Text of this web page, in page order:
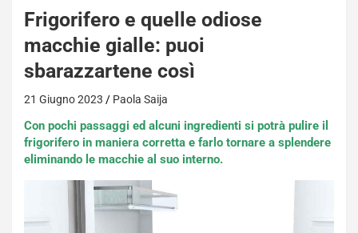
Frigorifero e quelle odiose
macchie gialle: puoi
sbarazzartene così
21 Giugno 2023 Paola Saija
Con pochi passaggi ed alcuni ingredienti si potrà pulire il
frigorifero in maniera corretta e farlo tornare a splendere
eliminando le macchie al suo interno.